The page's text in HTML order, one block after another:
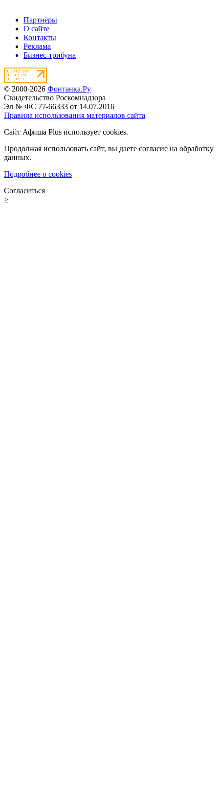
Партнёры
О сайте
Контакты
Реклама
Бизнес-трибуна
© 2000-2026 Фонтанка.Ру
Свидетельство Роскомнадзора
Эл № ФС 77-66333 от 14.07.2016
Правила использования материалов сайта
Сайт Афиша Plus использует cookies.
Продолжая использовать сайт, вы даете согласие на обработку
данных.
Подробнее о cookies
Согласиться
>